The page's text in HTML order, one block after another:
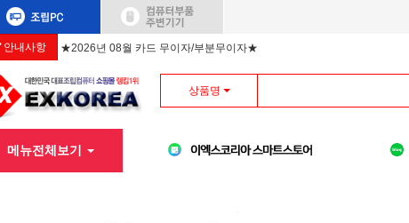
안내사항 ★2026년 08월 카드 무이자/부분무이자★
상품명
메뉴전체보기